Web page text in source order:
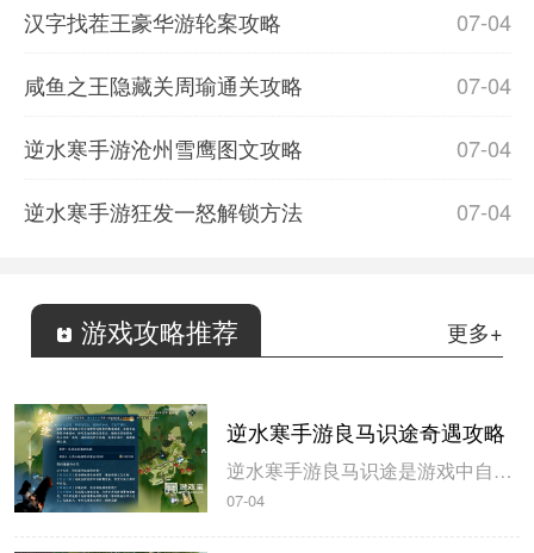
07-04
汉字找茬王豪华游轮案攻略
07-04
咸鱼之王隐藏关周瑜通关攻略
07-04
逆水寒手游沧州雪鹰图文攻略
07-04
逆水寒手游狂发一怒解锁方法
游戏攻略推荐 更多+
逆水寒手游良马识途奇遇攻略
逆水寒手游良马识途是游戏中自动寻路的奇遇攻略，玩家解锁以后即可开始自动寻路，米葫芦小编带来逆水寒手游良马识途奇遇攻略，一起来看看吧。逆水寒手游良马识途奇遇攻略1、选择将某一张地图的熟识度跑到100%，这里需要不停的做探索小任务和骑马奔跑。地图的熟识度在左下角查看。2、熟识度达到100%后即可触发良...
07-04